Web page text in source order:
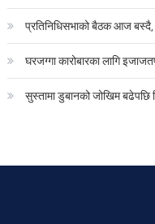
प्रतिनिधिसभाको बैठक आज बस्दै,
घरजग्गा कारोबारका लागि
सुस्तामा डुबानको जोखिम बढेपछि